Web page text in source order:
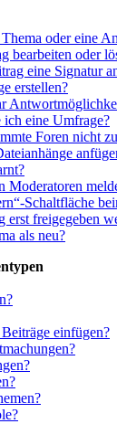
oder eine
bearbeiten oder
eine Signatur
erstellen?
ich eine Umfrage?
Foren nicht
Moderatoren
Schaltfläche
erst freigegeben
als neu?
einfügen?